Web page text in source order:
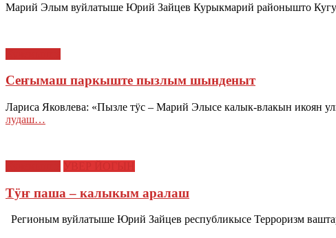
Марий Элым вуйлатыше Юрий Зайцев Курыкмарий районышто
Сеҥымаш паркыште пызлым шынденыт
Лариса Яковлева: «Пызле тӱс – Марий Элысе калык-влакын икоян
лудаш…
Тӱҥ паша – калыкым аралаш
Регионым вуйлатыше Юрий Зайцев республикысе Терроризм